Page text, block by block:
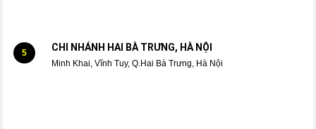
5 CHI NHÁNH HAI BÀ TRƯNG, HÀ NỘI
Minh Khai, Vĩnh Tuy, Q.Hai Bà Trưng, Hà Nội